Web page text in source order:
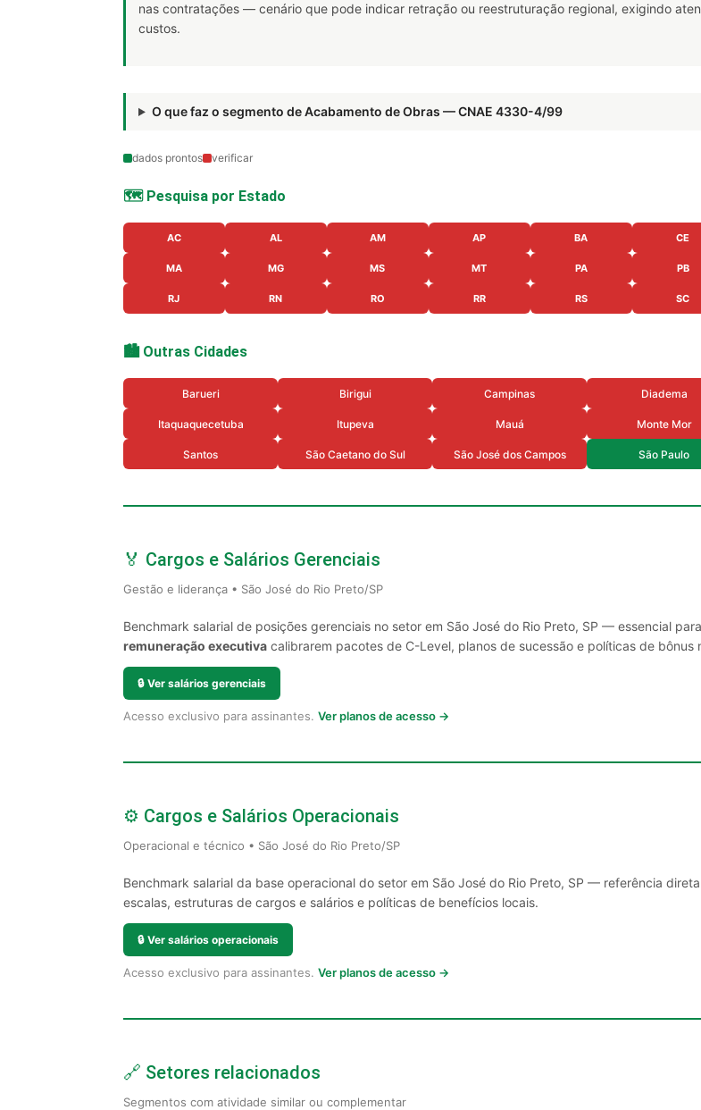
nas contratações — cenário que pode indicar retração ou reestruturação regional, exigindo
custos.
O que faz o segmento de Acabamento de Obras — CNAE 4330-4/99
dados prontos verificar
🗺️ Pesquisa por Estado
AC AL AM AP BA CE
MA MG MS MT PA PB
RJ RN RO RR RS SC
🏙️ Outras Cidades
Barueri Birigui Campinas Diadema
Itaquaquecetuba Itupeva Mauá Monte Mor
Santos São Caetano do Sul São José dos Campos São Paulo
🏅 Cargos e Salários Gerenciais
Gestão e liderança • São José do Rio Preto/SP
Benchmark salarial de posições gerenciais no setor em São José do Rio Preto, SP — essencial para
remuneração executiva calibrarem pacotes de C-Level, planos de sucessão e políticas de bônus
🔒 Ver salários gerenciais
Acesso exclusivo para assinantes. Ver planos de acesso →
⚙️ Cargos e Salários Operacionais
Operacional e técnico • São José do Rio Preto/SP
Benchmark salarial da base operacional do setor em São José do Rio Preto, SP — referência
escalas, estruturas de cargos e salários e políticas de benefícios locais.
🔒 Ver salários operacionais
Acesso exclusivo para assinantes. Ver planos de acesso →
🔗 Setores relacionados
Segmentos com atividade similar ou complementar